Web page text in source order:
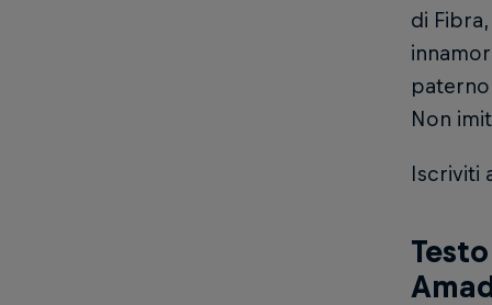
di
Non
Iscriviti